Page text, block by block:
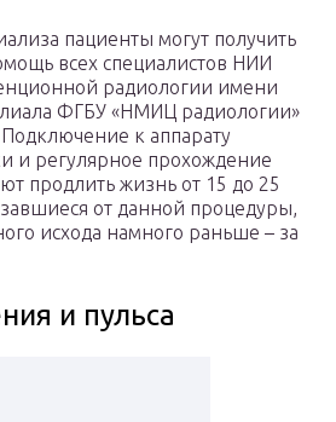
пациенты могут получить
всех специалистов НИИ
радиологии имени
ФГБУ «НМИЦ радиологии»
к аппарату
и регулярное прохождение
продлить жизнь от 15 до 25
от данной процедуры,
исхода намного раньше – за
и пульса